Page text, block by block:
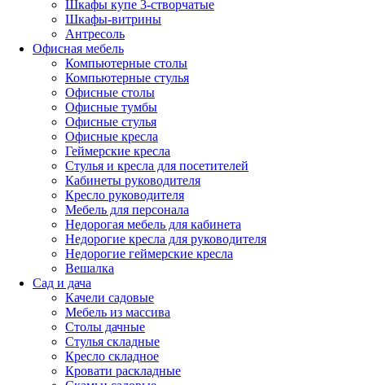
Шкафы купе 3-створчатые
Шкафы-витрины
Антресоль
Офисная мебель
Компьютерные столы
Компьютерные стулья
Офисные столы
Офисные тумбы
Офисные стулья
Офисные кресла
Геймерские кресла
Стулья и кресла для посетителей
Кабинеты руководителя
Кресло руководителя
Мебель для персонала
Недорогая мебель для кабинета
Недорогие кресла для руководителя
Недорогие геймерские кресла
Вешалка
Сад и дача
Качели садовые
Мебель из массива
Столы дачные
Стулья складные
Кресло складное
Кровати раскладные